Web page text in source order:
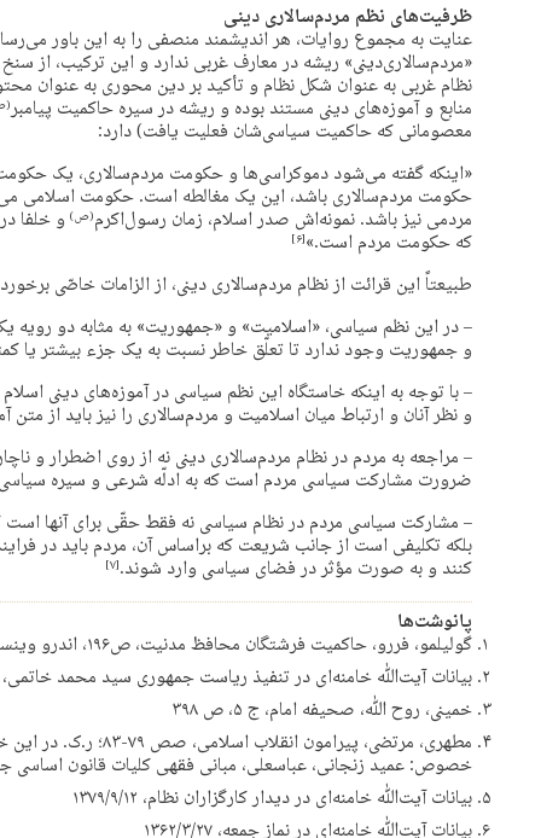
ظرفیت‌های نظم مردم‌سالاری ‌دینی
عنایت به مجموع روایات، هر اندیشمند منصفی را به این باور
«مردم‌سالاری‌دینی» ریشه در معارف غربی ندارد و این ترکیب، از سنخ
نظام غربی به عنوان شکل نظام و تأکید بر دین محوری به عنوان
منابع و آموزه‌‌های دینی مستند بوده و ریشه در سیره حاکمیت پیامبر
معصومانی که حاکمیت سیاسی‌شان فعلیت یافت) دارد:
«اینکه گفته می‌شود دموکراسی‌ها و حکومت مردم‌سالاری، یک
حکومت مردم‌سالاری باشد، این یک مغالطه است. حکومت اسلامی
مردمی نیز باشد. نمونه‌اش صدر اسلام، زمان رسول‌اکرم(ص)و خلفا
که حکومت مردم است.»‏[۶]‎
طبیعتاً این قرائت از نظام مردم‌سالاری ‌دینی، از الزامات خاصّی
– در این نظم سیاسی، «اسلامیت» و «جمهوریت» به مثابه دو رویه
و جمهوریت وجود ندارد تا تعلّق خاطر نسبت به یک جزء بیشتر یا
– با توجه به اینکه خاستگاه این نظم سیاسی در آموزه‌های ‌دینی
و نظر آنان و ارتباط میان اسلامیت و مردم‌سالاری را نیز باید از
– مراجعه به مردم در نظام مردم‌سالاری ‌دینی نه از روی اضطرار و
ضرورت مشارکت سیاسی مردم است که به ادلّه شرعی و سیره
– مشارکت سیاسی مردم در نظام‌ سیاسی نه فقط حقّی برای آنها است
بلکه تکلیفی است از جانب شریعت که براساس آن، مردم باید در
کنند و به صورت مؤثر در فضای سیاسی وارد شوند.‏[۷]‎
پانوشت‌ها
گولیلمو، فررو، حاکمیت فرشتگان محافظ مدنیت، ص۱۹۶، اندرو وینسنت، نظریه‌‌های دولت، ص۸۰
بیانات آیت‌الله خامنه‌ای در تنفیذ ریاست جمهوری سید محمد خاتمی‌، ۱۳۸۰/۵/
خمینی، ‌روح الله،‌ صحیفه امام، ج ۵، ص ۳۹۸
مطهری، مرتضی،
خصوص: عمید زنجانی‌، عباسعلی، مبانی فقهی کلیات قانون اساسی
بیانات آیت‌الله خامنه‌ای در دیدار کارگزاران نظام‌، ۱۳۷۹/۹/۱۲